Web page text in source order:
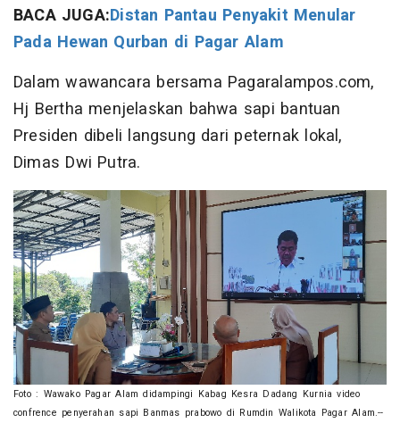
BACA JUGA:Distan Pantau Penyakit Menular
Pada Hewan Qurban di Pagar Alam
Dalam wawancara bersama Pagaralampos.com,
Hj Bertha menjelaskan bahwa sapi bantuan
Presiden dibeli langsung dari peternak lokal,
Dimas Dwi Putra.
Foto : Wawako Pagar Alam didampingi Kabag Kesra Dadang Kurnia video
confrence penyerahan sapi Banmas prabowo di Rumdin Walikota Pagar Alam.--